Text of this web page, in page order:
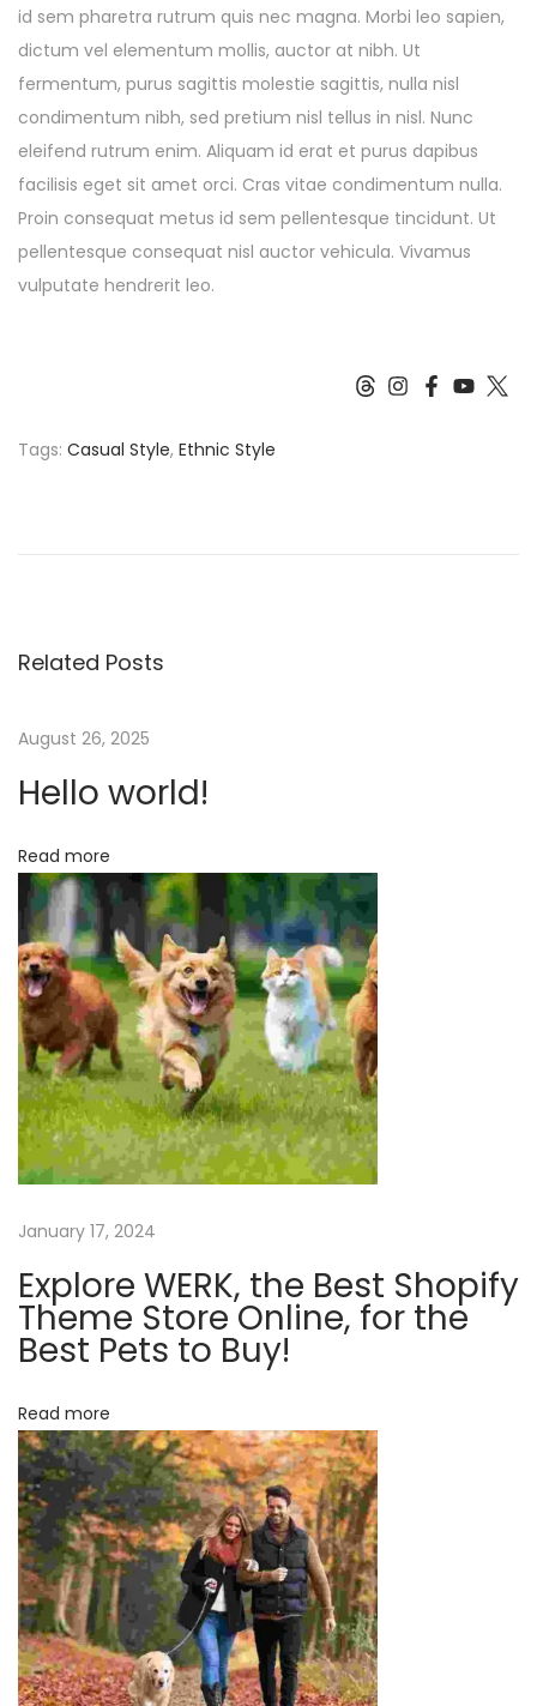
id sem pharetra rutrum quis nec magna. Morbi leo sapien,
dictum vel elementum mollis, auctor at nibh. Ut
fermentum, purus sagittis molestie sagittis, nulla nisl
condimentum nibh, sed pretium nisl tellus in nisl. Nunc
eleifend rutrum enim. Aliquam id erat et purus dapibus
facilisis eget sit amet orci. Cras vitae condimentum nulla.
Proin consequat metus id sem pellentesque tincidunt. Ut
pellentesque consequat nisl auctor vehicula. Vivamus
vulputate hendrerit leo.
Tags: Casual Style, Ethnic Style
k
g
t
e
m
e
l
e
s
s
M
a
g
c
f
a
s
h
i
o
n
:
H
o
Related Posts
August 26, 2025
Hello world!
Read more
January 17, 2024
Explore WERK, the Best Shopify
Theme Store Online, for the
Best Pets to Buy!
Read more